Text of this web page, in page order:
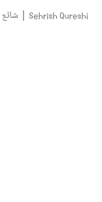
Sehrish Qureshi
| شائع